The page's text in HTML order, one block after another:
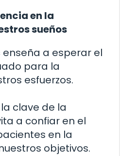
en la
sueños
enseña a esperar el
para la
esfuerzos.
clave de la
a confiar en el
en la
objetivos.